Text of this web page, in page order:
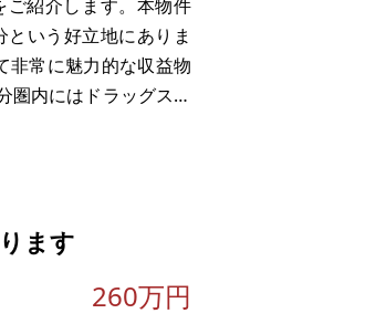
ご紹介します。本物件
いう好立地にありま
非常に魅力的な収益物
圏内にはドラッグスト
ます
260万円